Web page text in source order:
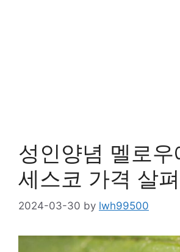
성인양념 멜로
세스코 가격 살
2024-03-30 by lwh99500